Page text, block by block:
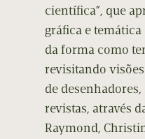
científica”, que
gráfica e
da forma como
revisitando
de
revistas, através
Raymond,